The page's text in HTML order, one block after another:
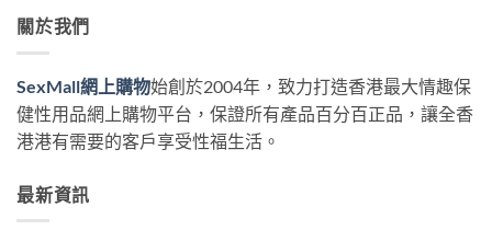
關於我們
SexMall網上購物始創於2004年，致力打造香港最大情趣保
健性用品網上購物平台，保證所有產品百分百正品，讓全香
港港有需要的客戶享受性福生活。
最新資訊